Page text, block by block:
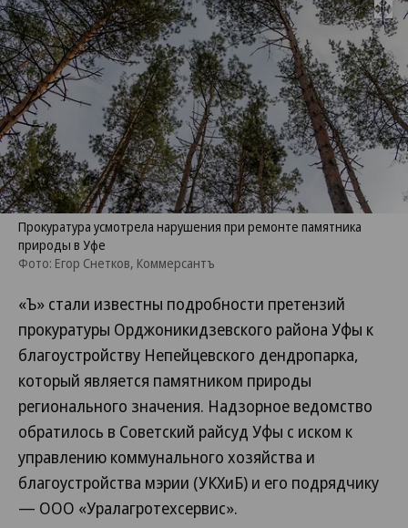
Развернуть
Прокуратура усмотрела нарушения при ремонте памятника
природы в Уфе
Фото: Егор Снетков, Коммерсантъ
«Ъ» стали известны подробности претензий
прокуратуры Орджоникидзевского района Уфы к
благоустройству Непейцевского дендропарка,
который является памятником природы
регионального значения. Надзорное ведомство
обратилось в Советский райсуд Уфы с иском к
управлению коммунального хозяйства и
благоустройства мэрии (УКХиБ) и его подрядчику
— ООО «Уралагротехсервис».